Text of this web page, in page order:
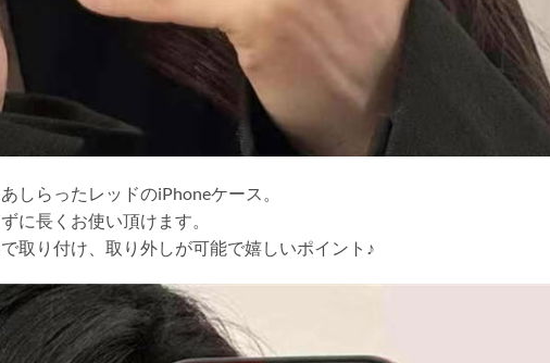
しらったレッドのiPhoneケース。
に長くお使い頂けます。
取り付け、取り外しが可能で嬉しいポイント♪